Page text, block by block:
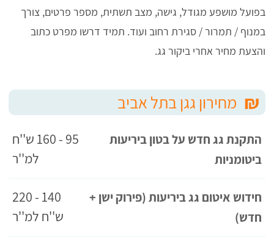
בפועל מושפע מגודל, גישה, מצב תשתית, מספר פרטים, צורך
במנוף / תמרור / סגירת רחוב ועוד. תמיד דרשו מפרט כתוב
והצעת מחיר אחרי ביקור גג.
₪ מחירון גגן בתל אביב
התקנת גג חדש על בטון ביריעות
ביטומניות
95 - 160 ש''ח
למ''ר
חידוש איטום גג ביריעות (פירוק ישן +
חדש)
140 - 220
ש''ח למ''ר